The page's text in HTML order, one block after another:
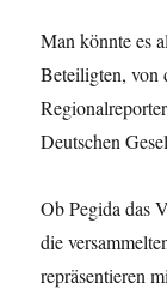
Man könnte es
Beteiligten, von
Deutschen
Ob Pegida das
die
repräsentieren